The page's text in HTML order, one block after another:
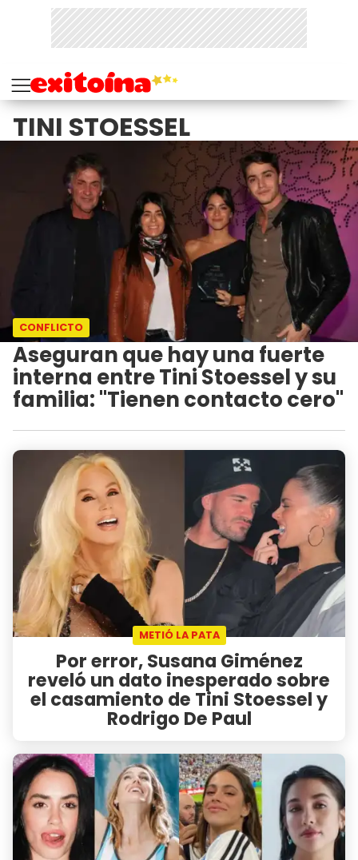
TINI STOESSEL
CONFLICTO
Aseguran que hay una fuerte
interna entre Tini Stoessel y su
familia: "Tienen contacto cero"
METIÓ LA PATA
Por error, Susana Giménez
reveló un dato inesperado sobre
el casamiento de Tini Stoessel y
Rodrigo De Paul